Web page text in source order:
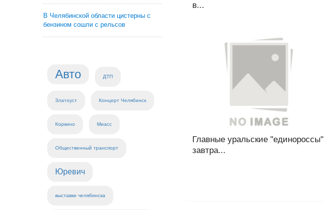
В Челябинской области цистерны с
бензином сошли с рельсов
Авто ДТП
Златоуст Концерт Челябинск
Коркино Миасс
Общественный транспорт
Юревич
выставки челябинска
в...
Главные уральские "единороссы"
завтра...